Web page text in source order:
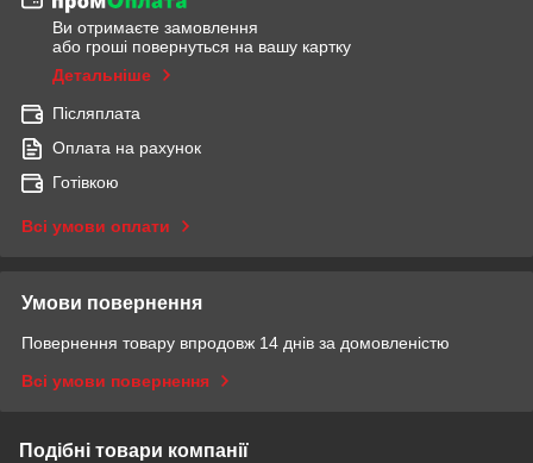
Ви отримаєте замовлення
або гроші повернуться на вашу картку
Детальніше
Післяплата
Оплата на рахунок
Готівкою
Всі умови оплати
Умови повернення
Повернення товару впродовж 14 днів за домовленістю
Всі умови повернення
Подібні товари компанії